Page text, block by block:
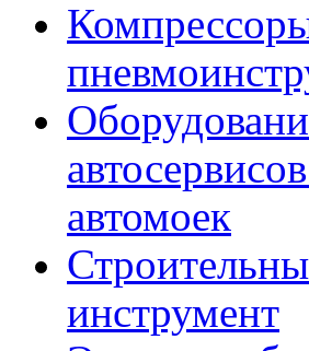
автомоек
инструмент